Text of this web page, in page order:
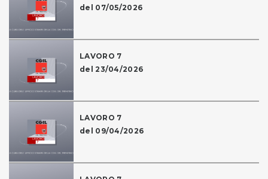
del 07/05/2026
LAVORO 7
del 23/04/2026
LAVORO 7
del 09/04/2026